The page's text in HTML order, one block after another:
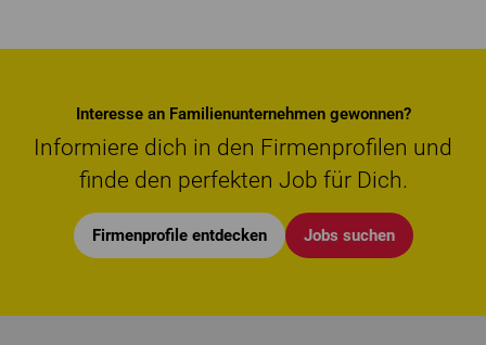
Interesse an Familienunternehmen gewonnen?
Informiere dich in den Firmenprofilen und
finde den perfekten Job für Dich.
Firmenprofile entdecken Jobs suchen